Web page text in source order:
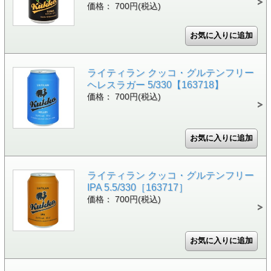
価格： 700円(税込)
ライティラン クッコ・グルテンフリー
ヘレスラガー 5/330【163718】
価格： 700円(税込)
ライティラン クッコ・グルテンフリー
IPA 5.5/330［163717］
価格： 700円(税込)